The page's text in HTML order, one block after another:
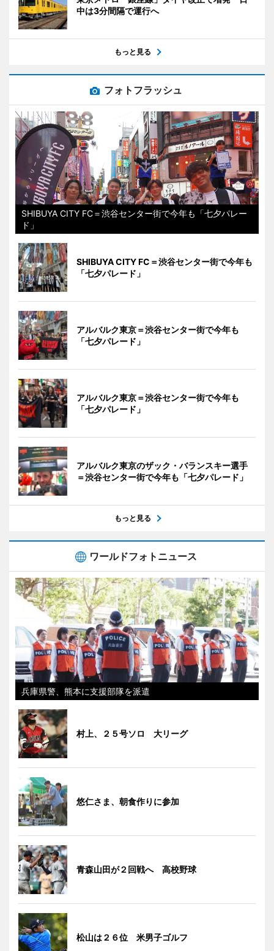
中は3分間隔で運行へ
もっと見る
フォトフラッシュ
SHIBUYA CITY FC＝渋谷センター街で今年も「七夕パレー
ド」
SHIBUYA CITY FC＝渋谷センター街で今年も
「七夕パレード」
アルバルク東京＝渋谷センター街で今年も
「七夕パレード」
アルバルク東京＝渋谷センター街で今年も
「七夕パレード」
アルバルク東京のザック・バランスキー選手
＝渋谷センター街で今年も「七夕パレード」
もっと見る
ワールドフォトニュース
兵庫県警、熊本に支援部隊を派遣
村上、２５号ソロ 大リーグ
悠仁さま、朝食作りに参加
青森山田が２回戦へ 高校野球
松山は２６位 米男子ゴルフ